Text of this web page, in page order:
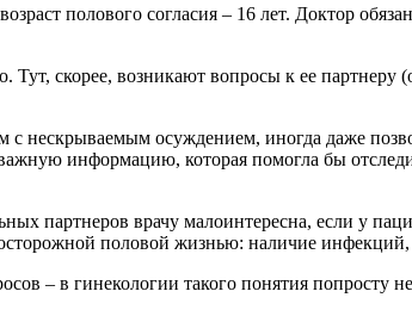
полового согласия – 16 лет. Доктор
скорее, возникают вопросы к ее партнеру
нескрываемым осуждением, иногда даже
информацию, которая помогла бы
партнеров врачу малоинтересна, если у
половой жизнью: наличие
– в гинекологии такого понятия попросту